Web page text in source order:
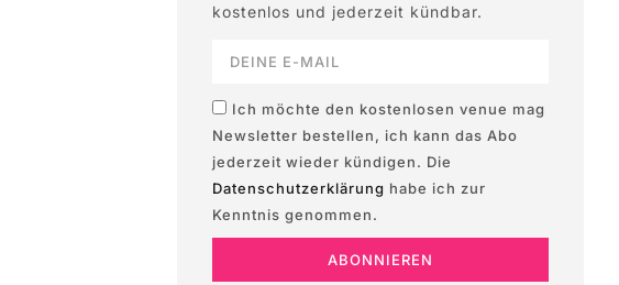
kostenlos und jederzeit kündbar.
Ich möchte den kostenlosen venue mag
Newsletter bestellen, ich kann das Abo
jederzeit wieder kündigen. Die
Datenschutzerklärung habe ich zur
Kenntnis genommen.
ABONNIEREN